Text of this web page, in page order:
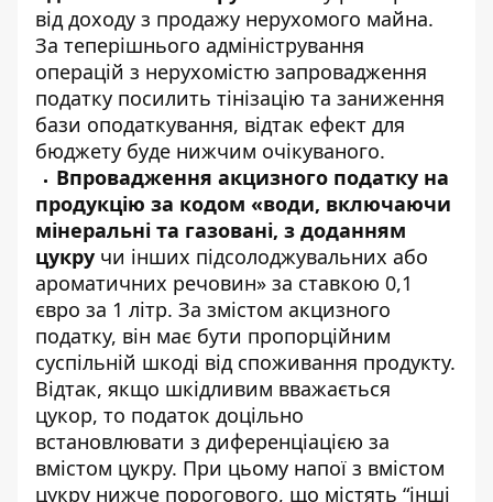
від доходу з продажу нерухомого майна.
За теперішнього адміністрування
операцій з нерухомістю запровадження
податку посилить тінізацію та заниження
бази оподаткування, відтак ефект для
бюджету буде нижчим очікуваного.
Впровадження акцизного податку на
продукцію за кодом «води, включаючи
мінеральні та газовані, з доданням
цукру чи інших підсолоджувальних або
ароматичних речовин» за ставкою 0,1
євро за 1 літр. За змістом акцизного
податку, він має бути пропорційним
суспільній шкоді від споживання продукту.
Відтак, якщо шкідливим вважається
цукор, то податок доцільно
встановлювати з диференціацією за
вмістом цукру. При цьому напої з вмістом
цукру нижче порогового, що містять “інші